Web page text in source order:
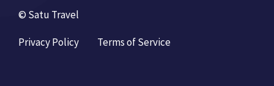
© Satu Travel
Privacy Policy Terms of Service